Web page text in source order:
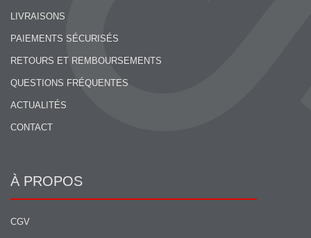
LIVRAISONS
PAIEMENTS SÉCURISÉS
RETOURS ET REMBOURSEMENTS
QUESTIONS FRÉQUENTES
ACTUALITÉS
CONTACT
À PROPOS
CGV